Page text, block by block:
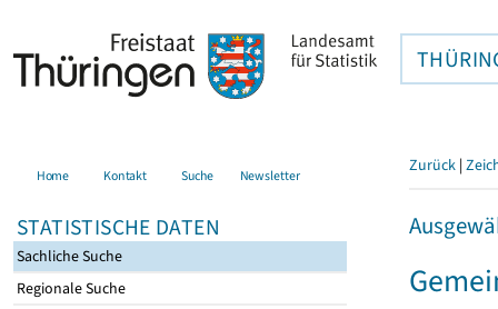
Home Kontakt Suche Newsletter
STATISTISCHE DATEN
Sachliche Suche
Regionale Suche
Zurück |